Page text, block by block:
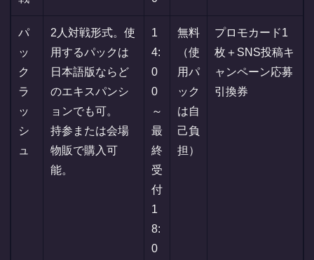
パ
ッ
ク
ラ
ッ
シ
ュ
2人対戦形式。使
用するパックは
日本語版ならど
のエキスパンシ
ョンでも可。
持参または会場
物販で購入可
能。
1
4:
0
0
～
最
終
受
付
1
8:
0
無料
（使
用パ
ック
は自
己負
担）
プロモカード1
枚＋SNS投稿キ
ャンペーン応募
引換券